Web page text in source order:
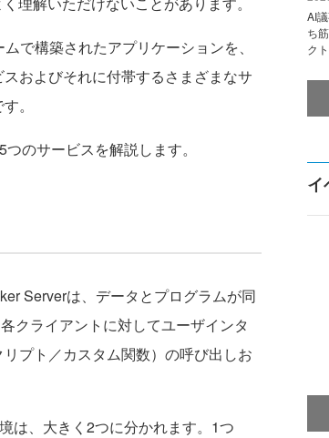
で構築されたアプリケーションを、
およびそれに付帯するさまざまなサ
。
のサービスを解説します。
Serverは、データとプログラムが同
クライアントに対してユーザインタ
プト／カスタム関数）の呼び出しお
は、大きく2つに分かれます。1つ
AI
ち
ク
イ